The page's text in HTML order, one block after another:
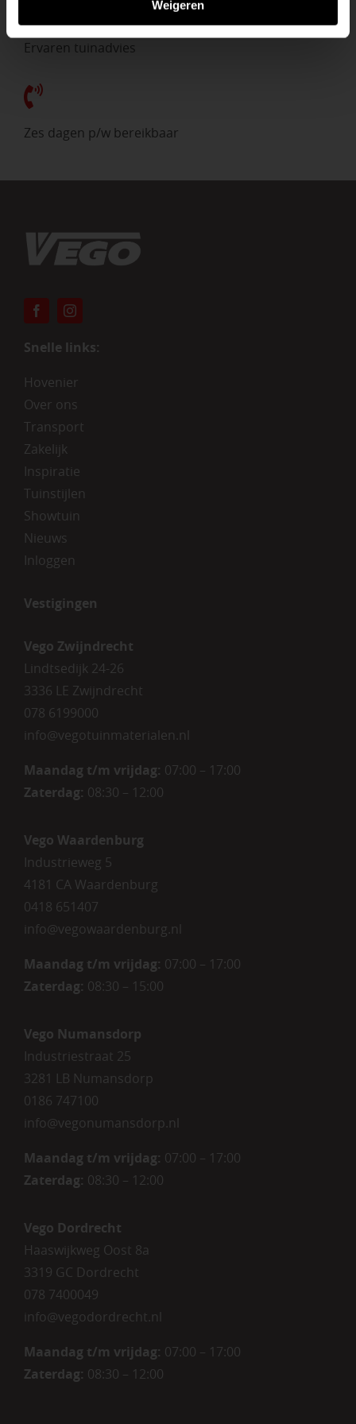
Weigeren
Ervaren tuinadvies
Zes dagen p/w bereikbaar
Snelle links:
Hovenier
Over ons
Transport
Zakelijk
Inspiratie
Tuinstijlen
Showtuin
Nieuws
Inloggen
Vestigingen
Vego Zwijndrecht
Lindtsedijk 24-26
3336 LE Zwijndrecht
078 6199000
info@vegotuinmaterialen.nl
Maandag t/m vrijdag: 07:00 – 17:00
Zaterdag: 08:30 – 12:00
Vego Waardenburg
Industrieweg 5
4181 CA Waardenburg
0418 651407
info@vegowaardenburg.nl
Maandag t/m vrijdag: 07:00 – 17:00
Zaterdag: 08:30 – 15:00
Vego Numansdorp
Industriestraat 25
3281 LB Numansdorp
0186 747100
info@vegonumansdorp.nl
Maandag t/m vrijdag: 07:00 – 17:00
Zaterdag: 08:30 – 12:00
Vego Dordrecht
Haaswijkweg Oost 8a
3319 GC Dordrecht
078 7400049
info@vegodordrecht.nl
Maandag t/m vrijdag: 07:00 – 17:00
Zaterdag: 08:30 – 12:00